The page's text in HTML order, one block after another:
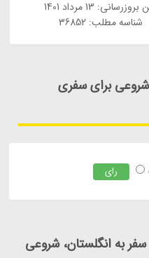
بروزرسانی: 13 مرداد 1401
شناسه مطلب: 36852
شروعی برای سفری
رای
به انگلستان، شروعی